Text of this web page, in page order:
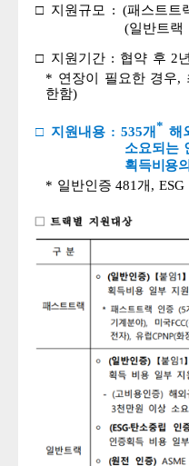
□ 지원규모 : (패스트트
(일반트랙
□ 지원기간 : 협약 후 2년
* 연장이 필요한 경우,
한함)
□ 지원내용 : 535개* 해
소요되는
획득비용의
* 일반인증 481개 , ESG